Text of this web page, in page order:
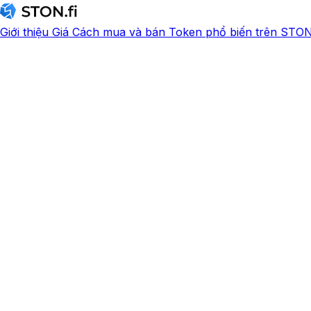
Giới thiệu Giá Cách mua và bán Token phổ biến trên